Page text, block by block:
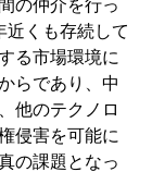
の仲介を行っ
近くも存続して
る市場環境に
らであり、中
他のテクノロ
侵害を可能に
の課題となっ